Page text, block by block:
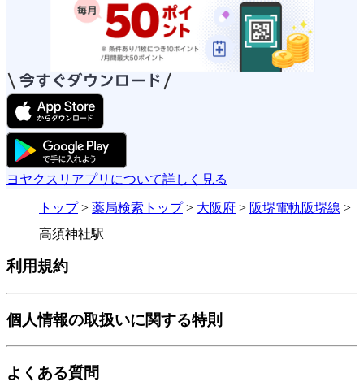
ヨヤクスリアプリについて詳しく見る
トップ> 薬局検索トップ> 大阪府 > 阪堺電軌阪堺線 >
高須神社駅
利用規約
個人情報の取扱いに関する特則
よくある質問